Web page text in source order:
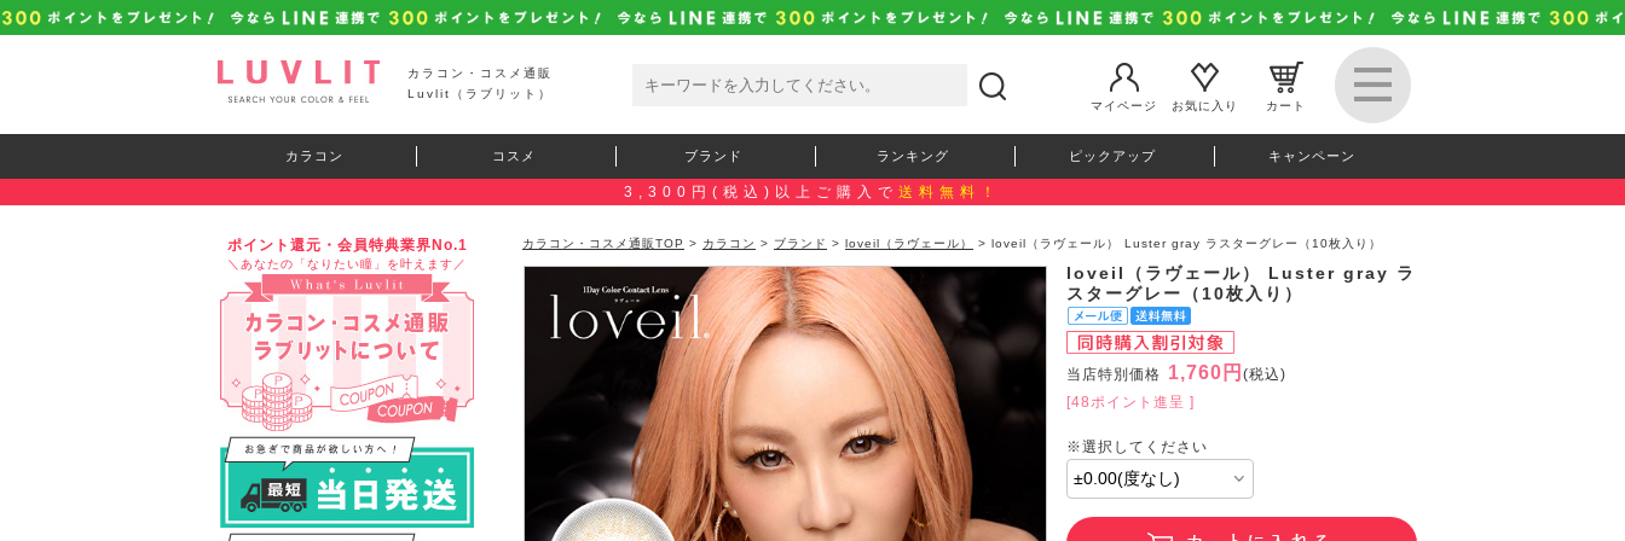
カラコン・コスメ通販
Luvlit（ラブリット）
マイページ
お気に入り カート
カラコン コスメ ブランド ランキング ピックアップ キャンペーン
3,300円(税込)以上ご購入で 送料無料！
ポイント還元・会員特典業界No.1
＼あなたの「なりたい瞳」を叶えます／
カラコン・コスメ通販TOP > カラコン > ブランド > loveil（ラヴェール） > loveil（ラヴェール） Luster gray ラスターグレー（10枚入り）
loveil（ラヴェール） Luster gray ラ
スターグレー（10枚入り）
当店特別価格 1,760円 (税込)
[48ポイント進呈 ]